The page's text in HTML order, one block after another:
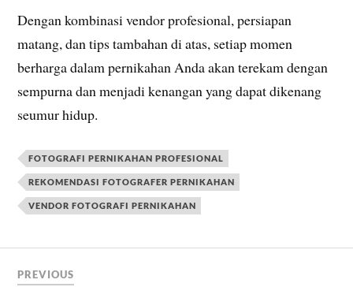
Dengan kombinasi vendor profesional, persiapan
matang, dan tips tambahan di atas, setiap momen
berharga dalam pernikahan Anda akan terekam dengan
sempurna dan menjadi kenangan yang dapat dikenang
seumur hidup.
FOTOGRAFI PERNIKAHAN PROFESIONAL
REKOMENDASI FOTOGRAFER PERNIKAHAN
VENDOR FOTOGRAFI PERNIKAHAN
PREVIOUS